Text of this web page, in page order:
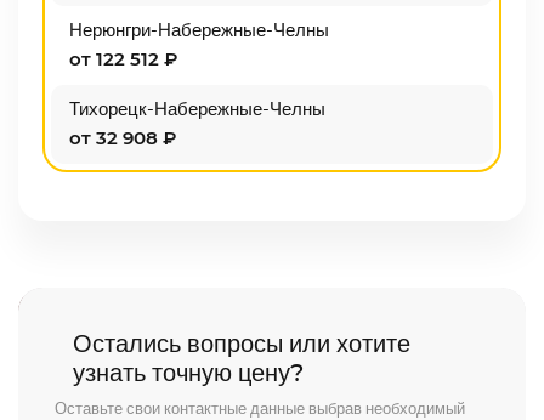
Нерюнгри-Набережные-Челны
от 122 512 ₽
Тихорецк-Набережные-Челны
от 32 908 ₽
Остались вопросы или хотите
узнать точную цену?
Оставьте свои контактные данные выбрав необходимый